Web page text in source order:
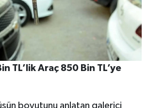
TL’lik Araç 850 Bin TL’ye
boyutunu anlatan galerici